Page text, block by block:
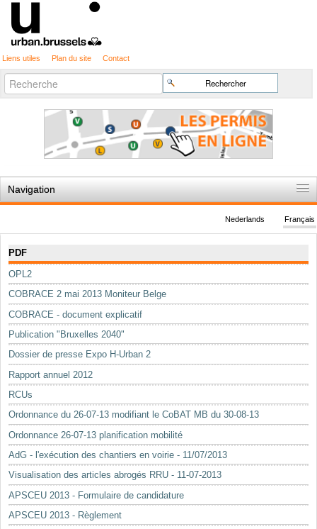
Liens utiles Plan du site Contact
Chercher par
Recherche
avancée…
Navigation
Règles du jeu
Permis d'urbanisme
Cartographie
Etudes et publications
Mots-clés
Renseignements urbanistiques
Français
Nederlands
PDF
OPL2
COBRACE 2 mai 2013 Moniteur Belge
COBRACE - document explicatif
Publication "Bruxelles 2040"
Dossier de presse Expo H-Urban 2
Rapport annuel 2012
RCUs
Ordonnance du 26-07-13 modifiant le CoBAT MB du 30-08-13
Ordonnance 26-07-13 planification mobilité
AdG - l'exécution des chantiers en voirie - 11/07/2013
Visualisation des articles abrogés RRU - 11-07-2013
APSCEU 2013 - Formulaire de candidature
APSCEU 2013 - Règlement